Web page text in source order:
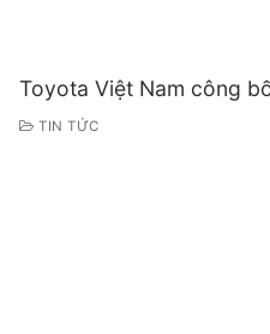
Toyota Việt Nam công
TIN TỨC